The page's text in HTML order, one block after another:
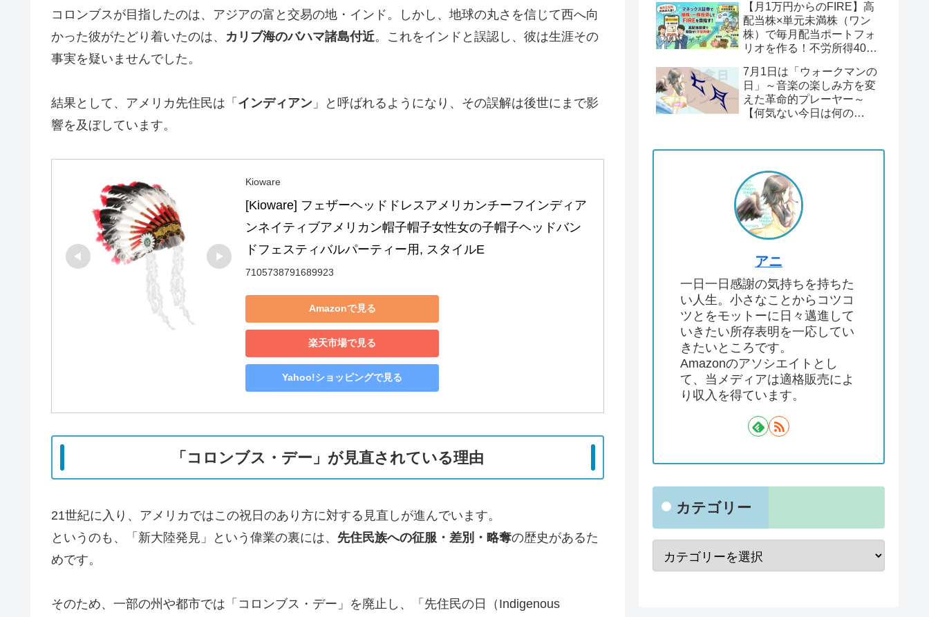
コロンブスが目指したのは、アジアの富と交易の地・インド。しかし、地球の丸さを信じて西へ向
かった彼がたどり着いたのは、 カリブ海のバハマ諸島付近。これをインドと誤認し、彼は生涯その
事実を疑いませんでした。
結果として、アメリカ先住民は「 インディアン 」と呼ばれるようになり、その誤解は後世にまで影
響を及ぼしています。
Kioware
[Kioware] フェザーヘッドドレスアメリカンチーフインディア
ンネイティブアメリカン帽子帽子女性女の子帽子ヘッドバン
ドフェスティバルパーティー用, スタイルE
7105738791689923
Amazonで見る
楽天市場で見る
Yahoo!ショッピングで見る
「コロンブス・デー」が見直されている理由
21世紀に入り、アメリカではこの祝日のあり方に対する見直しが進んでいます。
というのも、「新大陸発見」という偉業の裏には、 先住民族への征服・差別・略奪の歴史があるた
めです。
そのため、一部の州や都市では「コロンブス・デー」を廃止し、「先住民の日（Indigenous
【月1万円からのFIRE】高
配当株×単元未満株（ワン
株）で毎月配当ポートフォ
リオを作る！不労所得400
回】
7月1日は「ウォークマンの
日」～音楽の楽しみ方を変
えた革命的プレーヤー～
【何気ない今日は何の
アニ
一日一日感謝の気持ちを持ちた
い人生。小さなことからコツコ
ツとをモットーに日々邁進して
いきたい所存表明を一応してい
きたいところです。
Amazonのアソシエイトとし
て、当メディアは適格販売によ
り収入を得ています。
カテゴリー